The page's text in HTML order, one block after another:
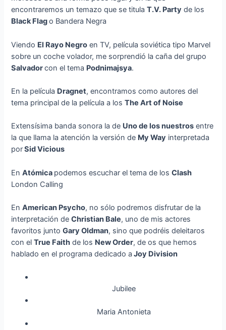
encontraremos un temazo que se titulaT.V. Party de los
Black Flago Bandera Negra
Viendo El Rayo Negro en TV, película soviética tipo Marvel
sobre un coche volador, me sorprendió la caña del grupo
Salvadorcon el tema Podnimajsya.
En la película Dragnet, encontramos como autores del
tema principal de la película a losThe Art of Noise
Extensísima banda sonora la de Uno de los nuestros entre
la que llama la atención la versión de My Way interpretada
porSid Vicious
EnAtómica podemos escuchar el tema de losClash
London Calling
EnAmerican Psycho, no sólo podremos disfrutar de la
interpretación deChristian Bale, uno de mis actores
favoritos juntoGary Oldman, sino que podréis deleitaros
con elTrue Faith de los New Order, de os que hemos
hablado en el programa dedicado a Joy Division
Jubilee
Maria Antonieta